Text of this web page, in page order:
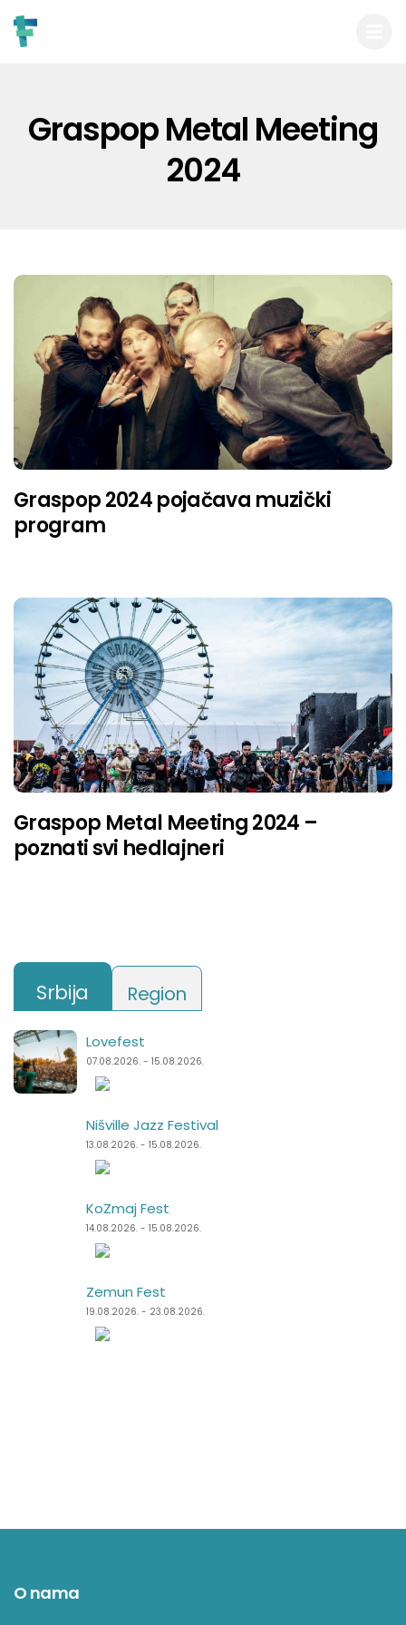
Graspop Metal Meeting
2024
Graspop 2024 pojačava muzički
program
Graspop Metal Meeting 2024 –
poznati svi hedlajneri
Srbija Region
Lovefest
07.08.2026. - 15.08.2026.
Nišville Jazz Festival
13.08.2026. - 15.08.2026.
KoZmaj Fest
14.08.2026. - 15.08.2026.
Zemun Fest
19.08.2026. - 23.08.2026.
Lake Fest
07.08.2026. - 09.08.2026.
Summer Well
07.08.2026. - 09.08.2026.
Punk Rock Holiday
11.08.2026. - 14.08.2026.
Špancirfest
21.08.2026. - 30.08.2026.
O nama